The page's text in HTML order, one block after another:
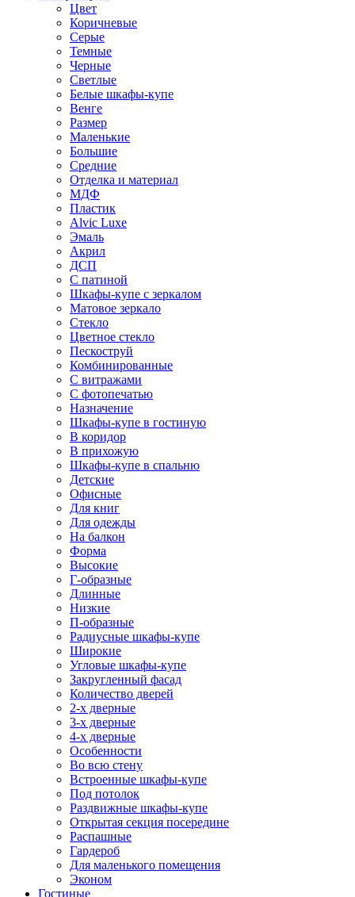
Цвет
Коричневые
Серые
Темные
Черные
Светлые
Белые шкафы-купе
Венге
Размер
Маленькие
Большие
Средние
Отделка и материал
МДФ
Пластик
Alvic Luxe
Эмаль
Акрил
ДСП
С патиной
Шкафы-купе с зеркалом
Матовое зеркало
Стекло
Цветное стекло
Пескоструй
Комбинированные
С витражами
С фотопечатью
Назначение
Шкафы-купе в гостиную
В коридор
В прихожую
Шкафы-купе в спальню
Детские
Офисные
Для книг
Для одежды
На балкон
Форма
Высокие
Г-образные
Длинные
Низкие
П-образные
Радиусные шкафы-купе
Широкие
Угловые шкафы-купе
Закругленный фасад
Количество дверей
2-х дверные
3-х дверные
4-х дверные
Особенности
Во всю стену
Встроенные шкафы-купе
Под потолок
Раздвижные шкафы-купе
Открытая секция посередине
Распашные
Гардероб
Для маленького помещения
Эконом
Гостиные